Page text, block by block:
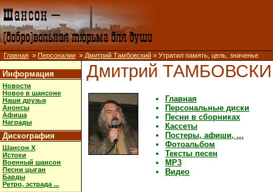
Главная » Персоналии » Дмитрий Тамбовский » Утратил память, цель, значенье
Информация
Новости
Новое в шансоне
Наши друзья
Анонсы
Афиша
Награды
Дискография
Шансон X
Истоки
Военный шансон
Песни цыган
Барды
Ретро, эстрада ...
Дмитрий
Главная
Персональные диски
Песни в сборниках
Кассеты
Постеры, афиши, ...
Фотоальбом
Тексты песен
MP3
Видео